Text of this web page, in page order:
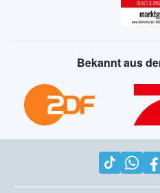
Bekannt aus